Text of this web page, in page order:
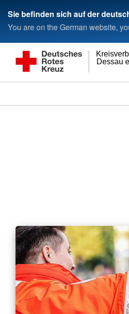
Sie befinden sich auf der
You are on the German website,
Dessau